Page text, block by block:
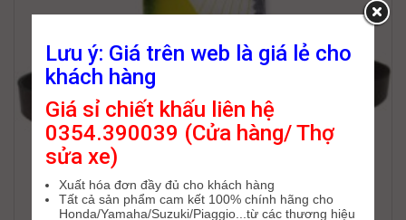
Lưu ý: Giá trên web là giá lẻ cho
khách hàng
Giá sỉ chiết khấu liên hệ
0354.390039 (Cửa hàng/ Thợ
sửa xe)
Xuất hóa đơn đầy đủ cho khách hàng
Tất cả sản phẩm cam kết 100% chính hãng cho
Honda/Yamaha/Suzuki/Piaggio...từ các thương hiệu